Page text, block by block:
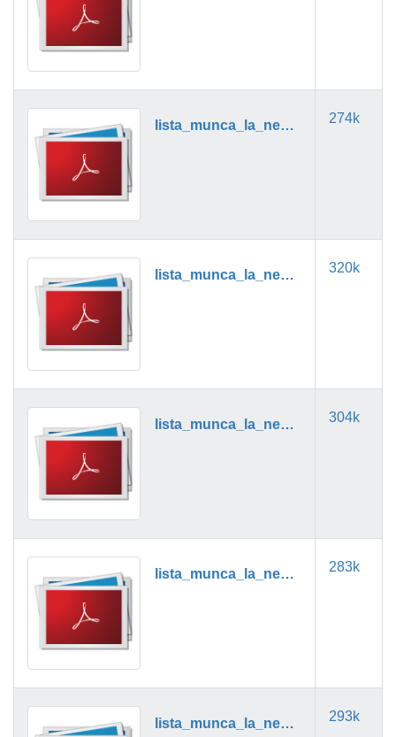
lista_munca_la_negru_05_2019.pdf 274k
lista_munca_la_negru_06_2019.pdf 320k
lista_munca_la_negru_07_2019.pdf 304k
lista_munca_la_negru_08_2019.pdf 283k
lista_munca_la_negru_09_2019.pdf 293k